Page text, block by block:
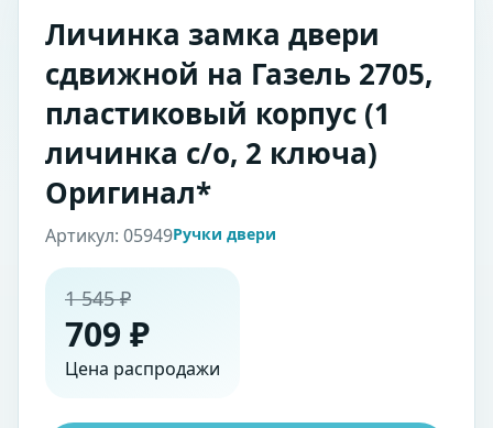
Личинка замка двери
сдвижной на Газель 2705,
пластиковый корпус (1
личинка с/о, 2 ключа)
Оригинал*
Артикул: 05949Ручки двери
1 545 ₽
709 ₽
Цена распродажи